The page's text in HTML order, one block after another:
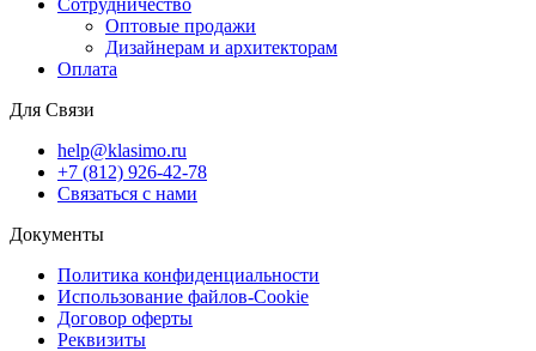
Сотрудничество
Оптовые продажи
Дизайнерам и архитекторам
Оплата
Для Связи
help@klasimo.ru
+7 (812) 926-42-78
Связаться с нами
Документы
Политика конфиденциальности
Использование файлов-Cookie
Договор оферты
Реквизиты